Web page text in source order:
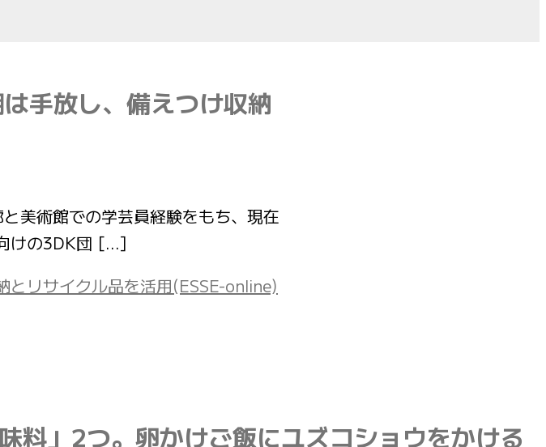
手放し、備えつけ収納
術館での学芸員経験をもち、現在
けの3DK団 […]
とリサイクル品を活用(ESSE-online)
料」2つ。卵かけご飯にユズコショウをかける